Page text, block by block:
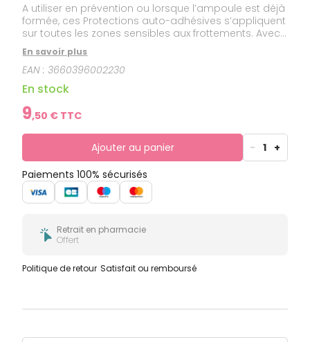
A utiliser en prévention ou lorsque l’ampoule est déjà
formée, ces Protections auto-adhésives s’appliquent
sur toutes les zones sensibles aux frottements. Avec
seulement 0,4 mm d’épaisseur, elles soulagent dès
l’application grâce à l’EPITHELIUM™ ACTIV. +
Réutilisables 4 à 5 fois tout en conservant les
propriétés adhésives. + Conviennent aux
diabétiques. + Discrètes, se portent dans toutes les
chaussures.
En savoir plus
EAN :3660396002230
En stock
9,50 € TTC
Ajouter au panier - 1 +
Paiements 100% sécurisés
Retrait en pharmacie
Offert
Politique de retour Satisfait ou remboursé